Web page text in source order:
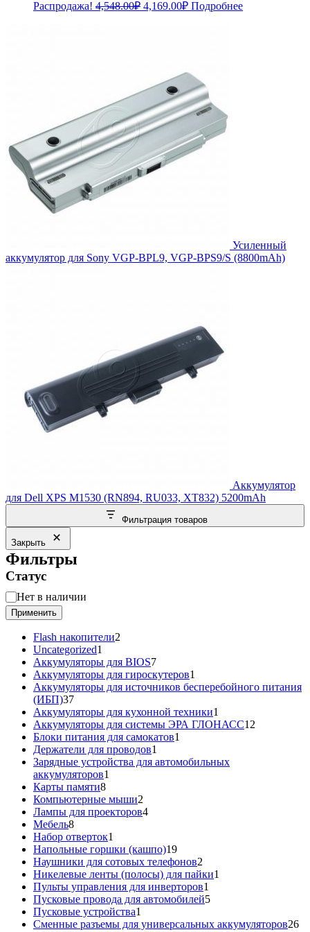
Распродажа! 4,548.00₽ Первоначальная
4,169.00₽Текущая
цена:
Подробнее
Усиленный
аккумулятор для Sony VGP-BPL9, VGP-BPS9/S (8800mAh)
Аккумулятор
для Dell XPS M1530 (RN894, RU033, XT832) 5200mAh
Фильтрация товаров
Закрыть
Фильтры
Статус
Статус
Нет в наличии
Применить
Flash накопители2
Uncategorized1
товар
Аккумуляторы для BIOS77
товаров
Аккумуляторы для гироскутеров1
товар
Аккумуляторы для источников бесперебойного питания
(ИБП)3737
товаров
Аккумуляторы для кухонной техники1
товар
Аккумуляторы для системы ЭРА ГЛОНАСС12
Блоки питания для самокатов1
Держатели для проводов1
товар
Зарядные устройства для автомобильных
аккумуляторов1
Карты памяти88
товаров
Компьютерные мыши2
товара
Лампы для проекторов44
Мебель88
товаров
Набор отверток1
товар
Напольные горшки (кашпо)1919
товаров
Наушники для сотовых телефонов2
товара
Никелевые ленты (полосы) для пайки1
Пульты управления для инверторов1
товар
Пусковые провода для автомобилей55
Пусковые устройства1
товар
Сменные разъемы для универсальных аккумуляторов2626